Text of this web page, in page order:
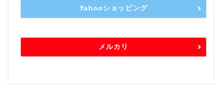
Yahooショッピング
メルカリ